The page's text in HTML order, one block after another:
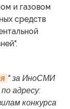
и газовом
средств
" за ИноСМИ
адресу:
конкурса